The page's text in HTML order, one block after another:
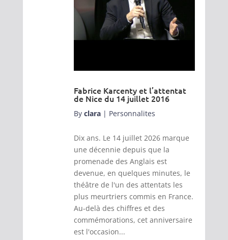
Fabrice Karcenty et l’attentat
de Nice du 14 juillet 2016
By clara| Personnalites
Dix ans. Le 14 juillet 2026 marque
une décennie depuis que la
promenade des Anglais est
devenue, en quelques minutes, le
théâtre de l'un des attentats les
plus meurtriers commis en France.
Au-delà des chiffres et des
commémorations, cet anniversaire
est l'occasion...